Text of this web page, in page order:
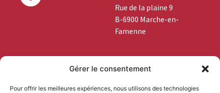
Gérer le consentement
Pour offrir les meilleures expériences, nous utilisons des technologies
Rue de la plaine 9
B-6900 Marche-en-
Famenne
info@boislocal.be